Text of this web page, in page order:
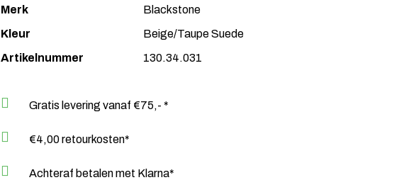
Merk
Blackstone
Kleur
Beige/Taupe Suede
Artikelnummer
130.34.031
Gratis levering vanaf €75,- *
€4,00 retourkosten*
Achteraf betalen met Klarna*